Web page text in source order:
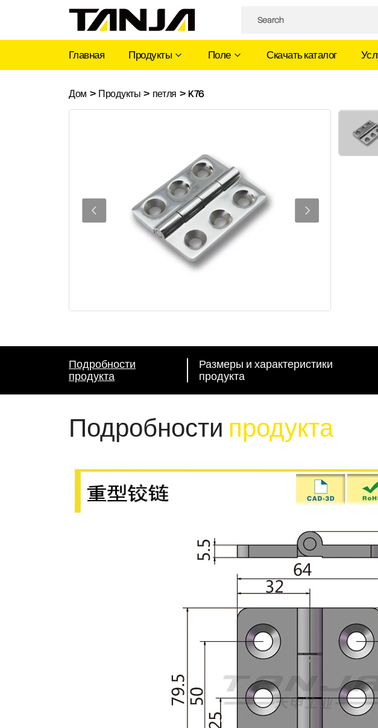
Главная Продукты Поле Скачать каталог
Дом > Продукты > петля > K76
Подробности
продукта
Размеры и характеристики
продукта
Подробности продукта